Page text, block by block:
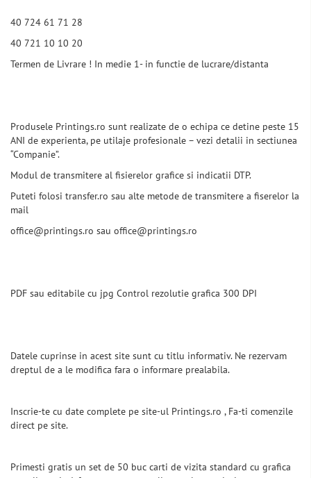
40 724 61 71 28
40 721 10 10 20
Termen de Livrare ! In medie 1- in functie de lucrare/distanta
Produsele Printings.ro sunt realizate de o echipa ce detine peste 15
ANI de experienta, pe utilaje profesionale – vezi detalii in sectiunea
“Companie”.
Modul de transmitere al fisierelor grafice si indicatii DTP.
Puteti folosi transfer.ro sau alte metode de transmitere a fiserelor la
mail
office@printings.ro sau office@printings.ro
PDF sau editabile cu jpg Control rezolutie grafica 300 DPI
Datele cuprinse in acest site sunt cu titlu informativ. Ne rezervam
dreptul de a le modifica fara o informare prealabila.
Inscrie-te cu date complete pe site-ul Printings.ro , Fa-ti comenzile
direct pe site.
Primesti gratis un set de 50 buc carti de vizita standard cu grafica